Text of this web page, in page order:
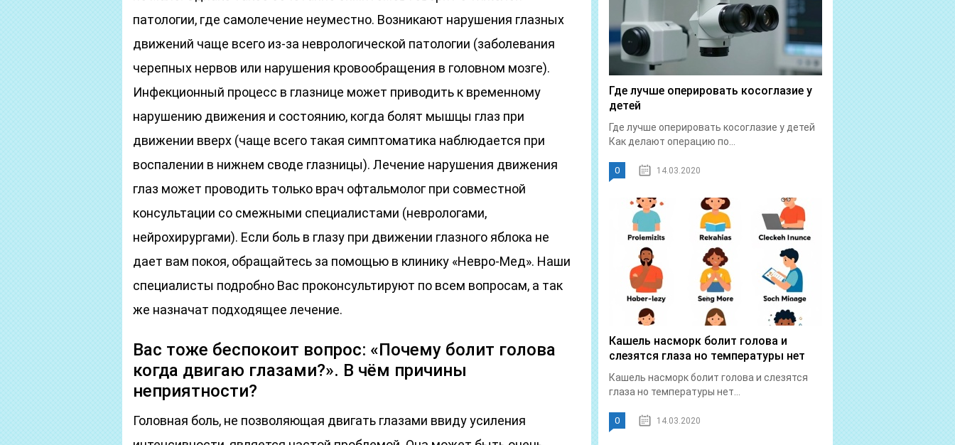
патологии, где самолечение неуместно. Возникают нарушения глазных
движений чаще всего из-за неврологической патологии (заболевания
черепных нервов или нарушения кровообращения в головном мозге).
Инфекционный процесс в глазнице может приводить к временному
нарушению движения и состоянию, когда болят мышцы глаз при
движении вверх (чаще всего такая симптоматика наблюдается при
воспалении в нижнем своде глазницы). Лечение нарушения движения
глаз может проводить только врач офтальмолог при совместной
консультации со смежными специалистами (неврологами,
нейрохирургами). Если боль в глазу при движении глазного яблока не
дает вам покоя, обращайтесь за помощью в клинику «Невро-Мед». Наши
специалисты подробно Вас проконсультируют по всем вопросам, а так
же назначат подходящее лечение.
Вас тоже беспокоит вопрос: «Почему болит голова
когда двигаю глазами?». В чём причины
неприятности?
Головная боль, не позволяющая двигать глазами ввиду усиления
Где лучше оперировать косоглазие у
детей
Где лучше оперировать косоглазие у детей
Как делают операцию по...
0 14.03.2020
Кашель насморк болит голова и
слезятся глаза но температуры нет
Кашель насморк болит голова и слезятся
глаза но температуры нет...
0 14.03.2020